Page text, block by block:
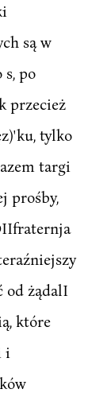
są w
po
przecież
tylko
targi
prośby,
od żądalI
które
i